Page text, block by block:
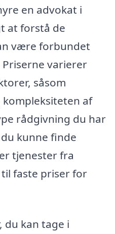
en advokat i
at forstå de
være forbundet
varierer
såsom
af
rådgivning du har
kunne finde
tjenester fra
faste priser for
du kan tage i